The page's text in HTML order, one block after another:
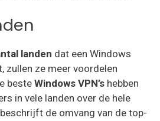
landen dat een Windows
zullen ze meer voordelen
beste Windows VPN’s hebben
in vele landen over de hele
de omvang van de top-